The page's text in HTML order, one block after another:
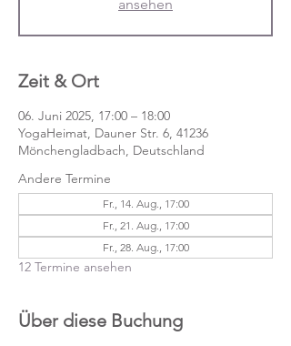
ansehen
Zeit & Ort
06. Juni 2025, 17:00 – 18:00
YogaHeimat, Dauner Str. 6, 41236
Mönchengladbach, Deutschland
Andere Termine
Fr., 14. Aug., 17:00
Fr., 21. Aug., 17:00
Fr., 28. Aug., 17:00
12 Termine ansehen
Über diese Buchung